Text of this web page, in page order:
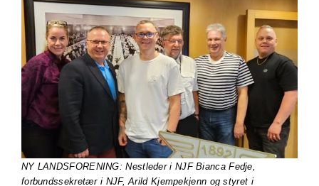
NY LANDSFORENING: Nestleder i NJF Bianca Fedje,
forbundssekretær i NJF, Arild Kjempekjenn og styret i